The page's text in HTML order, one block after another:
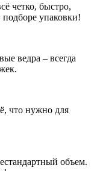
четко, быстро,
упаковки!
ведра – всегда
что нужно для
объем.